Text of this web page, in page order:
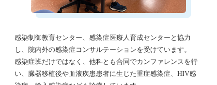
感染制御教育センター、感染症医療人育成センターと協力
し、院内外の感染症コンサルテーションを受けています。
感染症班だけではなく、他科とも合同でカンファレンスを行
い、臓器移植後や血液疾患患者に生じた重症感染症、HIV感